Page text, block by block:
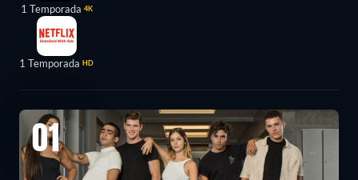
1 Temporada 4K
1 Temporada HD
01